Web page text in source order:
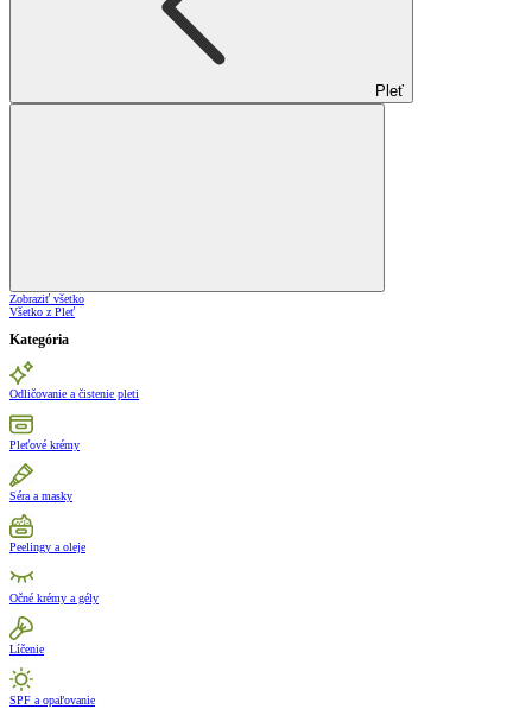
Pleť
Zobraziť všetko
Všetko z Pleť
Kategória
Odličovanie a čistenie pleti
Pleťové krémy
Séra a masky
Peelingy a oleje
Očné krémy a gély
Líčenie
SPF a opaľovanie